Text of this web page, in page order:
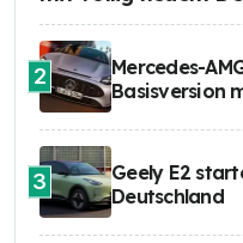
2
Mercedes-
Basisversion
3
Geely E2
Deutschland